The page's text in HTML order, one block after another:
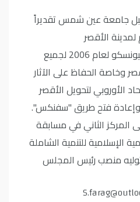
جامعة عين شمس تقديراً
الأقصر
حصل على تقدير لجنة اليونسكو لعام 2006 لجميع
وخاصة الحفاظ على الآثار
الأوروبي لتحويل الأقصر
فتح طريق "سفنكس".
المركز الثاني في مسابقة
الإسلامية للتنمية الشاملة
منصب رئيس المجلس